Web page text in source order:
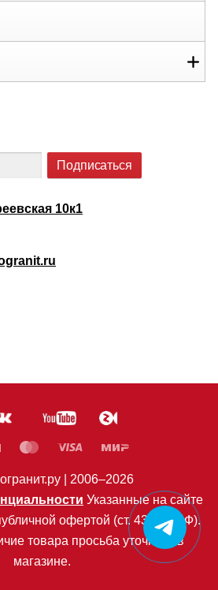
10к1
| 2006–2026
Указанные на сайте
офертой (ст. 435 ГК РФ).
товара просьба уточнять в
магазине.